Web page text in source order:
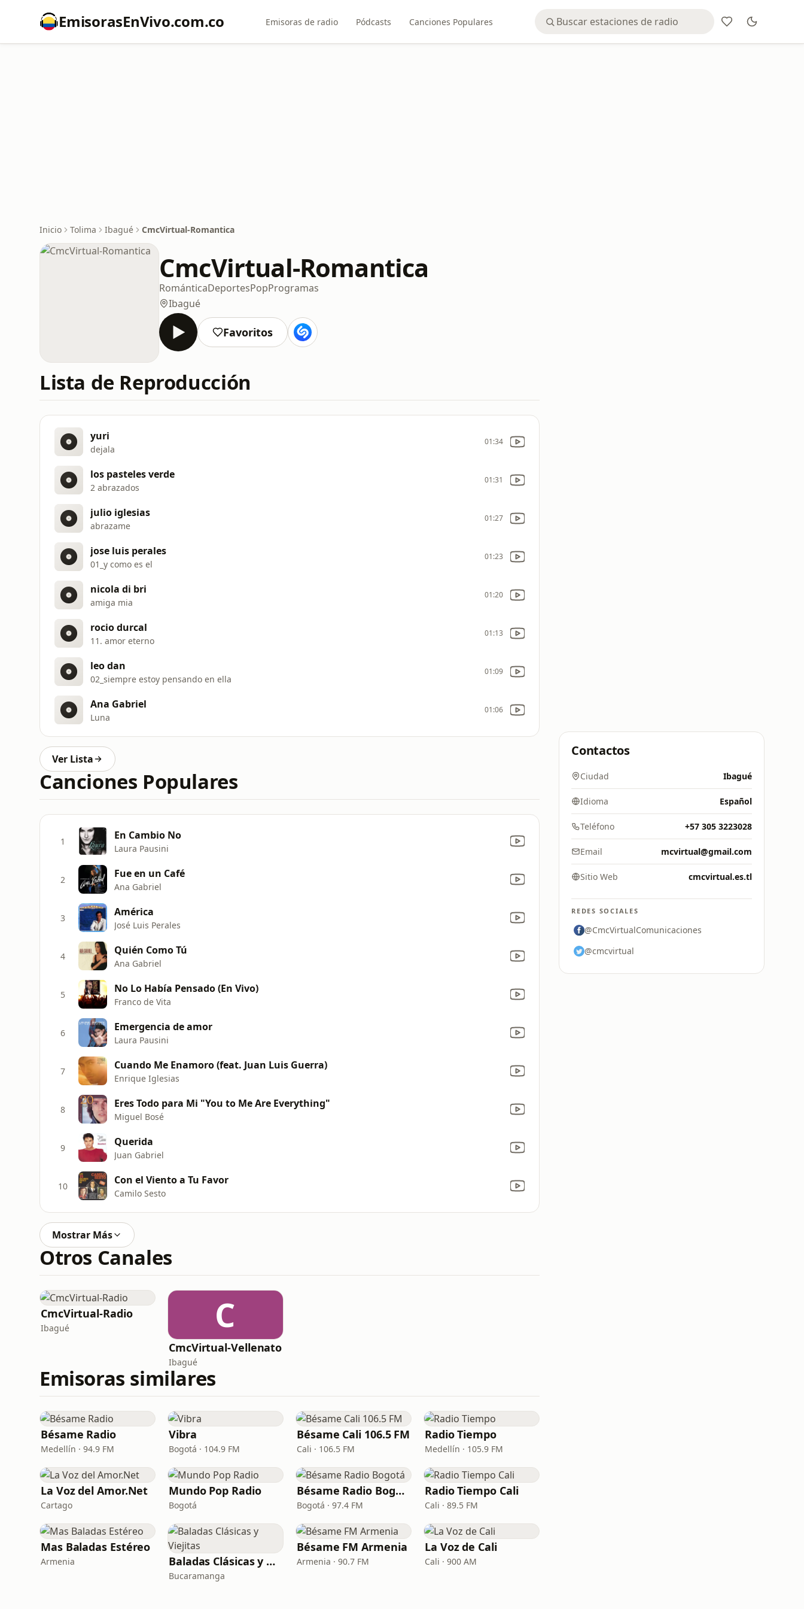
EmisorasEnVivo.com.co Emisoras de radio Pódcasts Canciones Populares
Inicio Tolima Ibagué CmcVirtual-Romantica
CmcVirtual-Romantica
RománticaDeportesPopProgramas
Ibagué
Favoritos
Lista de Reproducción
yuri
dejala
01:34
los pasteles verde
2 abrazados
01:31
julio iglesias
abrazame
01:27
jose luis perales
01_y como es el
01:23
nicola di bri
amiga mia
01:20
rocio durcal
11. amor eterno
01:13
leo dan
02_siempre estoy pensando en ella
01:09
Ana Gabriel
Luna
01:06
Ver Lista
Canciones Populares
1 En Cambio No
Laura Pausini
2 Fue en un Café
Ana Gabriel
3 América
José Luis Perales
4 Quién Como Tú
Ana Gabriel
5 No Lo Había Pensado (En Vivo)
Franco de Vita
6 Emergencia de amor
Laura Pausini
7 Cuando Me Enamoro (feat. Juan Luis Guerra)
Enrique Iglesias
8 Eres Todo para Mi "You to Me Are Everything"
Miguel Bosé
9 Querida
Juan Gabriel
10 Con el Viento a Tu Favor
Camilo Sesto
Mostrar Más
Otros Canales
CmcVirtual-Radio
Ibagué C
CmcVirtual-Vellenato
Ibagué
Emisoras similares
Bésame Radio
Medellín · 94.9 FM
Vibra
Bogotá · 104.9 FM
Bésame Cali 106.5 FM
Cali · 106.5 FM
Radio Tiempo
Medellín · 105.9 FM
La Voz del Amor.Net
Cartago
Mundo Pop Radio
Bogotá
Bésame Radio Bogotá
Bogotá · 97.4 FM
Radio Tiempo Cali
Cali · 89.5 FM
Mas Baladas Estéreo
Armenia Baladas Clásicas y Viejitas
Bucaramanga
Bésame FM Armenia
Armenia · 90.7 FM
La Voz de Cali
Cali · 900 AM
Contactos
Ciudad Ibagué
Idioma Español
Teléfono +57 305 3223028
Email mcvirtual@gmail.com
Sitio Web cmcvirtual.es.tl
REDES SOCIALES
@CmcVirtualComunicaciones
@cmcvirtual